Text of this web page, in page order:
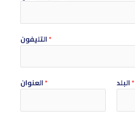
*
* *